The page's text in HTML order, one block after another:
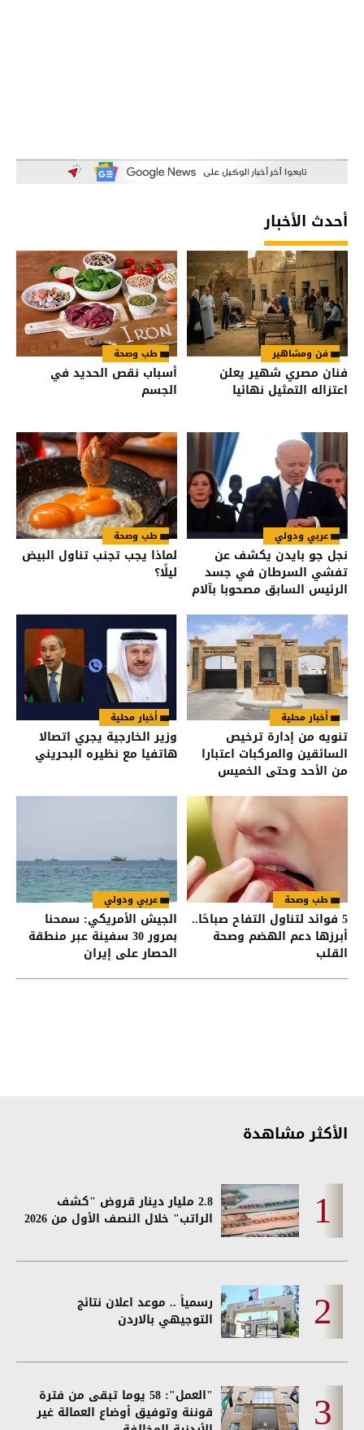
أحدث الأخبار
فن ومشاهير
فنان مصري شهير يعلن
اعتزاله التمثيل نهائيا
طب وصحة
أسباب نقص الحديد في
الجسم
عربي ودولي
نجل جو بايدن يكشف عن
تفشي السرطان في جسد
الرئيس السابق مصحوبا بآلام
طب وصحة
لماذا يجب تجنب تناول البيض
ليلًا؟
أخبار محلية
تنويه من إدارة ترخيص
السائقين والمركبات اعتبارا
من الأحد وحتى الخميس
أخبار محلية
وزير الخارجية يجري اتصالا
هاتفيا مع نظيره البحريني
طب وصحة
5 فوائد لتناول التفاح صباحًا..
أبرزها دعم الهضم وصحة
القلب
عربي ودولي
الجيش الأمريكي: سمحنا
بمرور 30 سفينة عبر منطقة
الحصار على إيران
الأكثر مشاهدة
2.8 مليار دينار قروض "كشف
الراتب" خلال النصف الأول من 2026
رسمياً .. موعد اعلان نتائج
التوجيهي بالاردن
"العمل": 58 يوما تبقى من فترة
قوننة وتوفيق أوضاع العمالة غير